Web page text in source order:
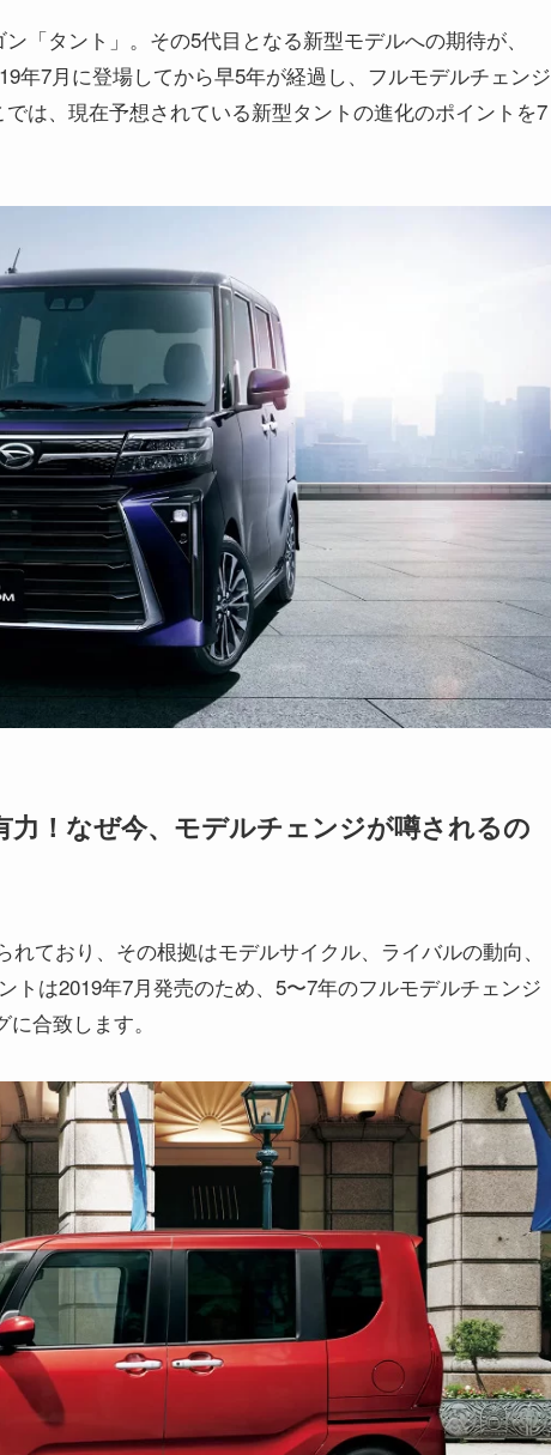
「タント」。その5代目となる新型モデルへの期待が、
年7月に登場してから早5年が経過し、フルモデルチェンジ
は、現在予想されている新型タントの進化のポイントを7
力！なぜ今、モデルチェンジが噂されるの
れており、その根拠はモデルサイクル、ライバルの動向、
トは2019年7月発売のため、5〜7年のフルモデルチェンジ
合致します。